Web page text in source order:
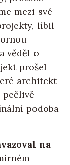
mezi své
líbil
věděl o
prošel
architekt
pečlivě
podoba
na